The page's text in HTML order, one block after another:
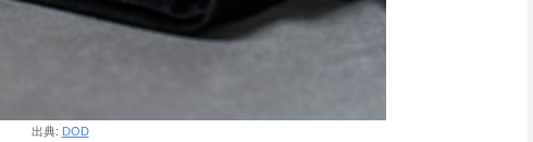
出典: DOD